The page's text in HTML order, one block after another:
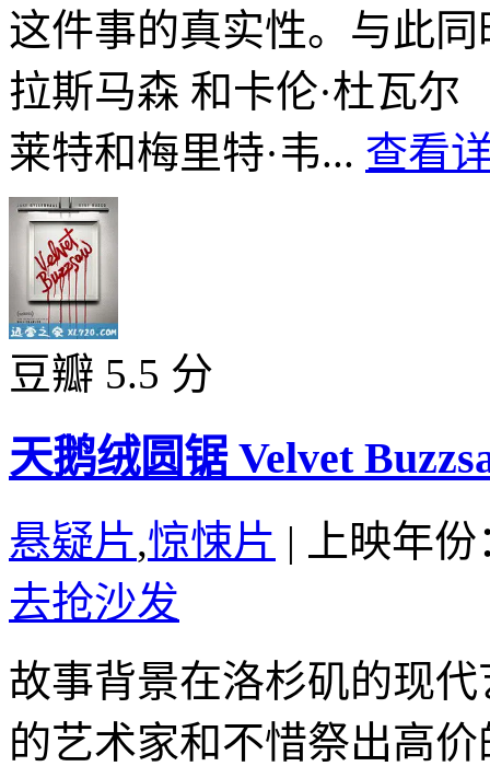
这件事的真实性。与此
拉斯马森 和卡伦·杜瓦尔
莱特和梅里特·韦... 查看
豆瓣 5.5 分
天鹅绒圆锯 Velvet
悬疑片,惊悚片 |
上映年
去抢沙发
故事背景在洛杉矶的现
的艺术家和不惜祭出高